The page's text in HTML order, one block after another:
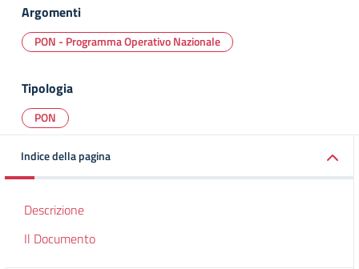
Argomenti
PON - Programma Operativo Nazionale
Tipologia
PON
Indice della pagina
Descrizione
Il Documento